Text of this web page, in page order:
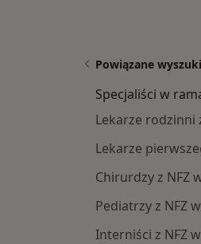
Powiązane
Specjaliści w
Lekarze rodzinni
Lekarze
Chirurdzy z NFZ
Pediatrzy z NFZ
Interniści z NFZ